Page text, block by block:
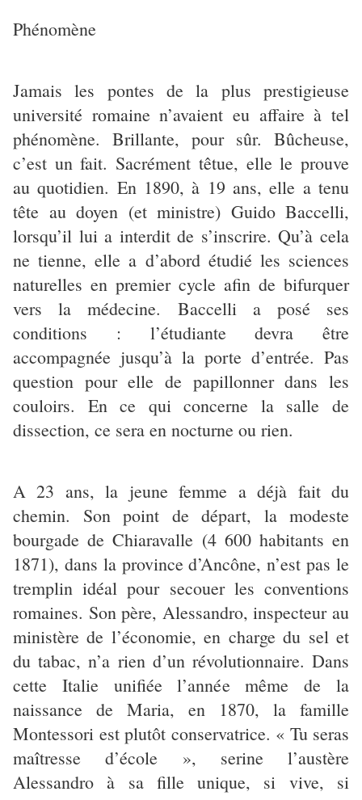
Phénomène
Jamais les pontes de la plus prestigieuse
université romaine n’avaient eu affaire à tel
phénomène. Brillante, pour sûr. Bûcheuse,
c’est un fait. Sacrément têtue, elle le prouve
au quotidien. En 1890, à 19 ans, elle a tenu
tête au doyen (et ministre) Guido Baccelli,
lorsqu’il lui a interdit de s’inscrire. Qu’à cela
ne tienne, elle a d’abord étudié les sciences
naturelles en premier cycle afin de bifurquer
vers la médecine. Baccelli a posé ses
conditions : l’étudiante devra être
accompagnée jusqu’à la porte d’entrée. Pas
question pour elle de papillonner dans les
couloirs. En ce qui concerne la salle de
dissection, ce sera en nocturne ou rien.
A 23 ans, la jeune femme a déjà fait du
chemin. Son point de départ, la modeste
bourgade de Chiaravalle (4 600 habitants en
1871), dans la province d’Ancône, n’est pas le
tremplin idéal pour secouer les conventions
romaines. Son père, Alessandro, inspecteur au
ministère de l’économie, en charge du sel et
du tabac, n’a rien d’un révolutionnaire. Dans
cette Italie unifiée l’année même de la
naissance de Maria, en 1870, la famille
Montessori est plutôt conservatrice. « Tu seras
maîtresse d’école », serine l’austère
Alessandro à sa fille unique, si vive, si